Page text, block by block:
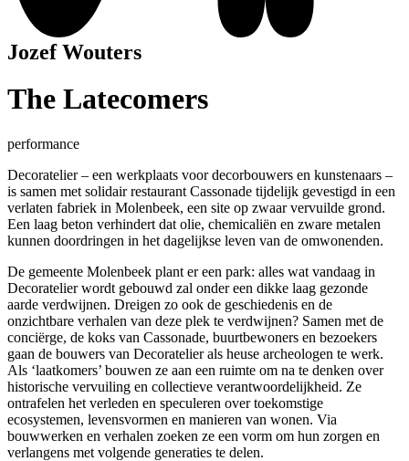
Jozef Wouters
The Latecomers
performance
Decoratelier – een werkplaats voor decorbouwers en kunstenaars –
is samen met solidair restaurant Cassonade tijdelijk gevestigd in een
verlaten fabriek in Molenbeek, een site op zwaar vervuilde grond.
Een laag beton verhindert dat olie, chemicaliën en zware metalen
kunnen doordringen in het dagelijkse leven van de omwonenden.
De gemeente Molenbeek plant er een park: alles wat vandaag in
Decoratelier wordt gebouwd zal onder een dikke laag gezonde
aarde verdwijnen. Dreigen zo ook de geschiedenis en de
onzichtbare verhalen van deze plek te verdwijnen? Samen met de
conciërge, de koks van Cassonade, buurtbewoners en bezoekers
gaan de bouwers van Decoratelier als heuse archeologen te werk.
Als ‘laatkomers’ bouwen ze aan een ruimte om na te denken over
historische vervuiling en collectieve verantwoordelijkheid. Ze
ontrafelen het verleden en speculeren over toekomstige
ecosystemen, levensvormen en manieren van wonen. Via
bouwwerken en verhalen zoeken ze een vorm om hun zorgen en
verlangens met volgende generaties te delen.